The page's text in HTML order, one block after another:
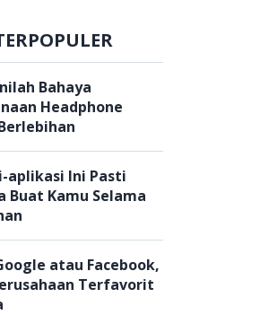
Bahaya
Headphone
aplikasi Ini Pasti
Buat Kamu Selama
atau Facebook,
Terfavorit